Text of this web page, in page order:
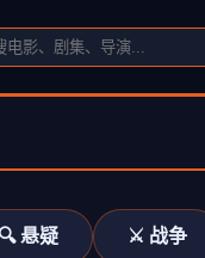
🔍 悬疑 ⚔️ 战争